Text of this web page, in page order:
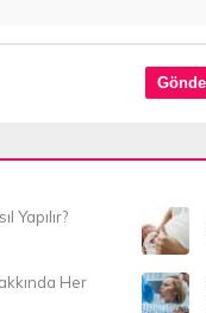
Yapılır?
Her